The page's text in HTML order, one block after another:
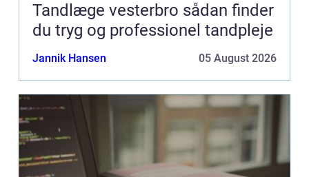
Tandlæge vesterbro sådan finder
du tryg og professionel tandpleje
Jannik Hansen 05 August 2026